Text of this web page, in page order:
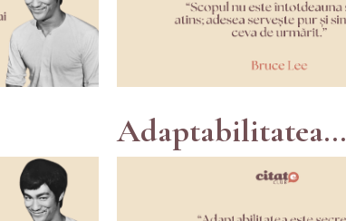
Adaptabilitatea...